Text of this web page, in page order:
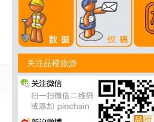
关注品橙旅游